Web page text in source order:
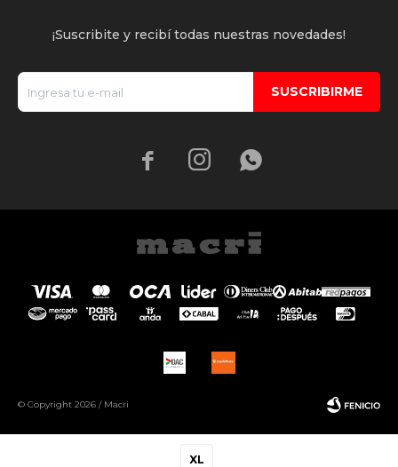
XL
¡Suscribite y recibí todas nuestras novedades!
SUSCRIBIRME
  
© Copyright 2026 / Macri